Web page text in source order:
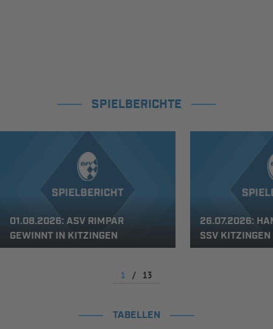
SPIELBERICHTE
01.08.2026: ASV RIMPAR
GEWINNT IN KITZINGEN
26.07.2026:
SV KITZINGEN
1 / 13
TABELLEN